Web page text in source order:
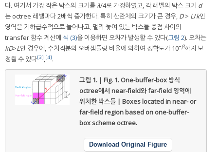
다. 여기서 가장 작은 박스의 크기를 λ/4로 가정하였고, 각 레벨의 박스 크기 d
는 octree 레벨마다 2배씩 증가한다. 특히 산란체의 크기가 큰 경우, D> L/k인
영역은 기하급수적으로 늘어나고, 멀리 놓여 있는 박스들 중점 사이의
transfer 함수 계산에 식 (3)을 이용하면 오차가 발생할 수 있다(그림 2). 오차는
kD>L인 경우에, 수치적분의 오버샘플링 비율에 의하여 정확도가 10−β까지 보
정될 수 있다[3] [4].
그림 1. | Fig. 1. One-buffer-box 방식
octree에서 near-field와 far-field 영역에
위치한 박스들 | Boxes located in near- or
far-field region based on one-buffer-
box scheme octree.
Download Original Figure